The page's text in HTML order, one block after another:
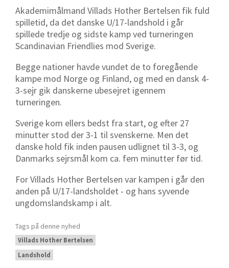
Akademimålmand Villads Hother Bertelsen fik fuld
spilletid, da det danske U/17-landshold i går
spillede tredje og sidste kamp ved turneringen
Scandinavian Friendlies mod Sverige.
Begge nationer havde vundet de to foregående
kampe mod Norge og Finland, og med en dansk 4-
3-sejr gik danskerne ubesejret igennem
turneringen.
Sverige kom ellers bedst fra start, og efter 27
minutter stod der 3-1 til svenskerne. Men det
danske hold fik inden pausen udlignet til 3-3, og
Danmarks sejrsmål kom ca. fem minutter før tid.
For Villads Hother Bertelsen var kampen i går den
anden på U/17-landsholdet - og hans syvende
ungdomslandskamp i alt.
Tags på denne nyhed
Villads Hother Bertelsen
Landshold